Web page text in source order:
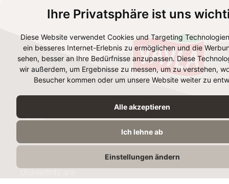
Ihre Privatsphäre ist uns
Diese Website verwendet Cookies und Targeting
ein besseres Internet-Erlebnis zu ermöglichen und die
sehen, besser an Ihre Bedürfnisse anzupassen. Diese
wir außerdem, um Ergebnisse zu messen, um zu verstehen,
Besucher kommen oder um unsere Website weiter zu
Alle akzeptieren
Ich lehne ab
Einstellungen ändern
Künye
Gizlilik ayarı